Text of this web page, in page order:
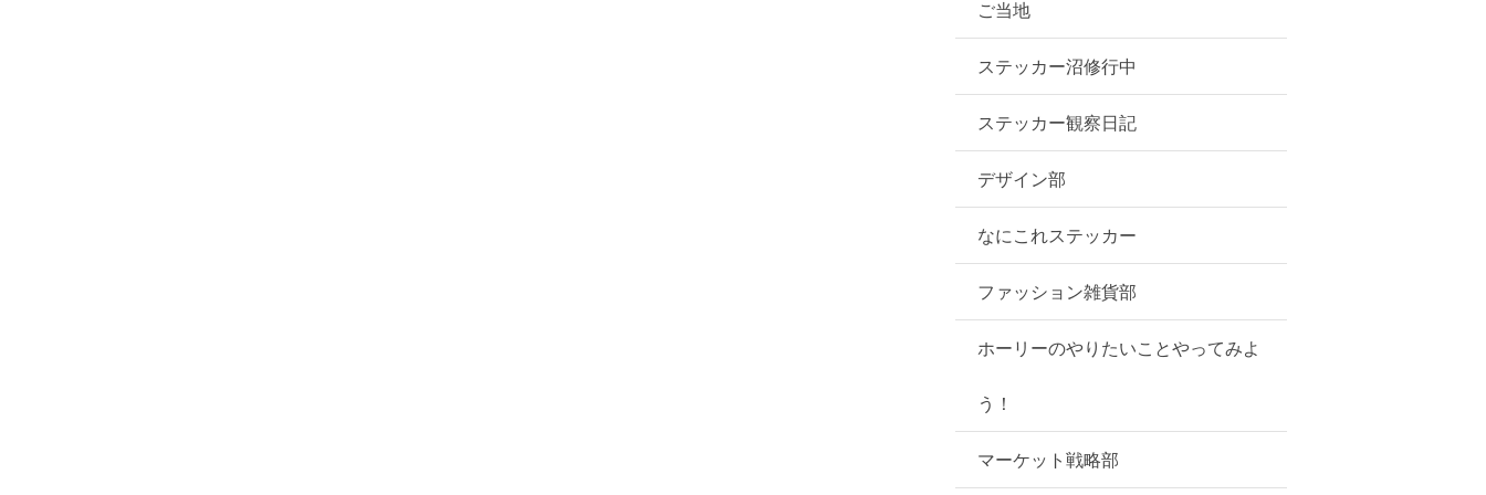
ご当地
ステッカー沼修行中
ステッカー観察日記
デザイン部
なにこれステッカー
ファッション雑貨部
ホーリーのやりたいことやってみよ
う！
マーケット戦略部